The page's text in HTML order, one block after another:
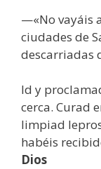
—«No vayáis
ciudades de
descarriadas
Id y
cerca. Curad
limpiad
habéis
Dios